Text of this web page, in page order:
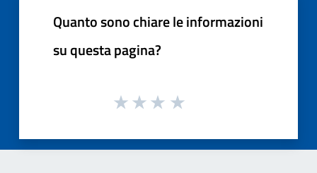
Quanto sono chiare le informazioni
su questa pagina?